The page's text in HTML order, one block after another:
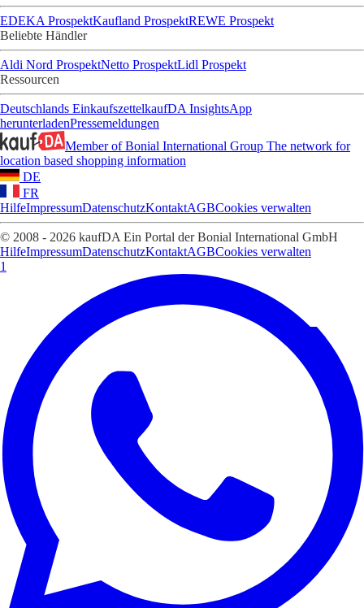
EDEKA ProspektKaufland ProspektREWE Prospekt
Beliebte Händler
Aldi Nord ProspektNetto ProspektLidl Prospekt
Ressourcen
Deutschlands EinkaufszettelkaufDA InsightsApp
herunterladenPressemeldungen
Member of Bonial International Group The network for
location based shopping information
DE
FR
HilfeImpressumDatenschutzKontaktAGBCookies verwalten
© 2008 - 2026 kaufDA Ein Portal der Bonial International GmbH
HilfeImpressumDatenschutzKontaktAGBCookies verwalten
1